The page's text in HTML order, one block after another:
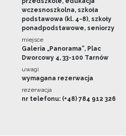
wczesnoszkolna, szkoła
podstawowa (kl. 4-8), szkoły
ponadpodstawowe, seniorzy
miejsce
Galeria „Panorama”, Plac
Dworcowy 4, 33-100 Tarnów
uwagi
wymagana rezerwacja
rezerwacja
nr telefonu: (+48) 784 912 326